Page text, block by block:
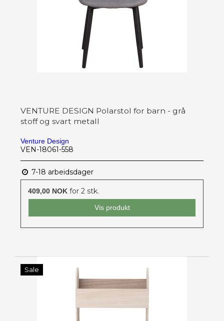
VENTURE DESIGN Polarstol for barn - grå
stoff og svart metall
Venture Design
VEN-18061-558
7-18 arbeidsdager
409,00 NOK for 2 stk.
Vis produkt
Sale